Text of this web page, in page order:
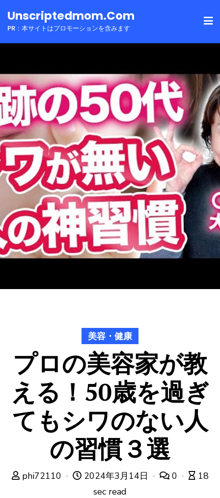
toUnscriptedmom.com
PR：本サイトはプロモーションを含みます
美容・健康
プロの美容家が教
える！50歳を過ぎ
てもシワのない人
の習慣３選
phi72110 2024年3月14日 0
18
sec read